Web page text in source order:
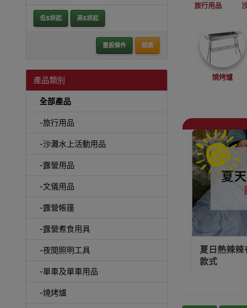
低$排起 高$排起
重設條件 篩選
產品類別
全部產品
-旅行用品
-沙灘水上活動用品
-露營用品
-文儀用品
-露營帳篷
-露營煮食用具
-夜間照明工具
-單車及單車用品
-燒烤爐
旅行用品
燒烤爐
天幕及功能帳幕
居家生活
夏日熱辣辣
款式